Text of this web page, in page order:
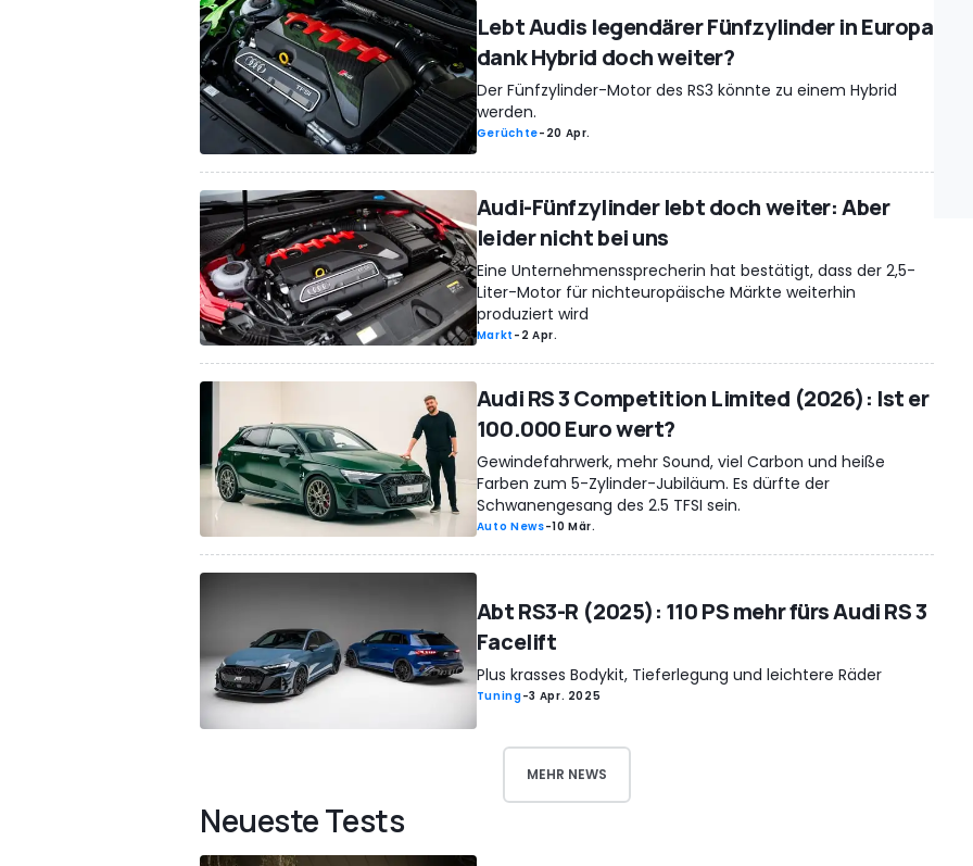
Lebt Audis legendärer Fünfzylinder in Europa
dank Hybrid doch weiter?
Der Fünfzylinder-Motor des RS3 könnte zu einem Hybrid
werden.
Gerüchte- 20 Apr.
Audi-Fünfzylinder lebt doch weiter: Aber
leider nicht bei uns
Eine Unternehmenssprecherin hat bestätigt, dass der 2,5-
Liter-Motor für nichteuropäische Märkte weiterhin
produziert wird
Markt - 2 Apr.
Audi RS 3 Competition Limited (2026): Ist er
100.000 Euro wert?
Gewindefahrwerk, mehr Sound, viel Carbon und heiße
Farben zum 5-Zylinder-Jubiläum. Es dürfte der
Schwanengesang des 2.5 TFSI sein.
Auto News-10 Mär.
Abt RS3-R (2025): 110 PS mehr fürs Audi RS 3
Facelift
Plus krasses Bodykit, Tieferlegung und leichtere Räder
Tuning-3 Apr. 2025
MEHR NEWS
Neueste Tests